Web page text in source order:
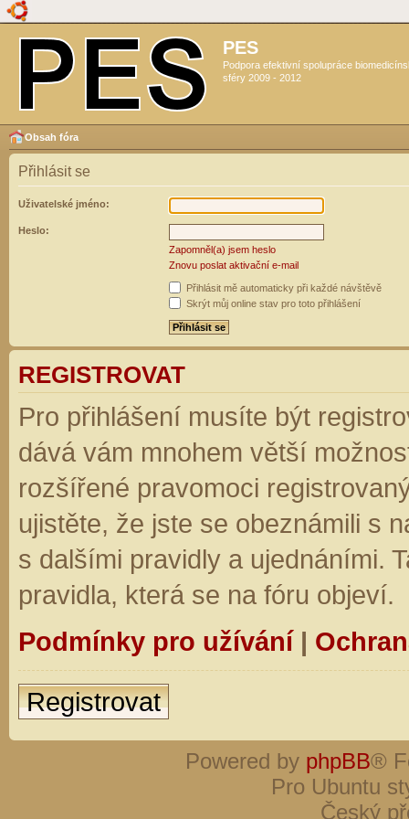
PES
Podpora efektivní spolupráce
sféry 2009 - 2012
Obsah fóra
Přihlásit se
Uživatelské jméno:
Heslo:
Zapomněl(a) jsem heslo
Znovu poslat aktivační e-mail
Přihlásit mě automaticky při každé návštěvě
Skrýt můj online stav pro toto přihlášení
REGISTROVAT
Pro přihlášení musíte být
dává vám mnohem větší
rozšířené pravomoci
ujistěte, že jste se obeznámili s
s dalšími pravidly a ujednáními.
pravidla, která se na fóru objeví.
Podmínky pro užívání|
Registrovat
Powered by phpBB®
Pro Ubuntu
Český